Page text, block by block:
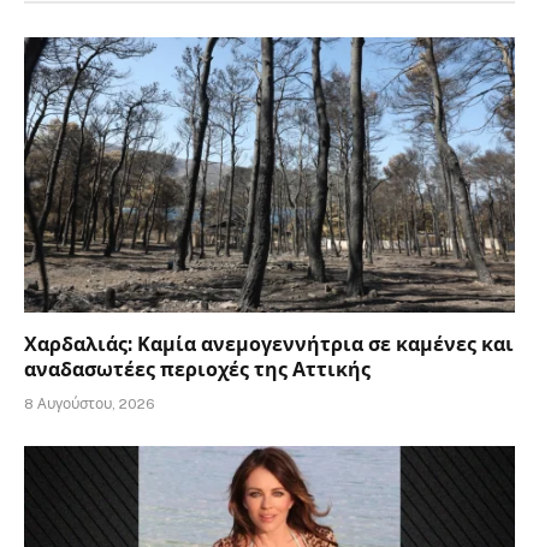
Χαρδαλιάς: Καμία ανεμογεννήτρια σε καμένες και
αναδασωτέες περιοχές της Αττικής
8 Αυγούστου, 2026